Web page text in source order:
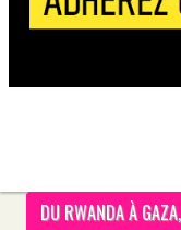
DU RWANDA À